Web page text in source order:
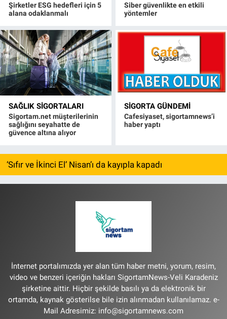
Şirketler ESG hedefleri için 5
alana odaklanmalı
Siber güvenlikte en etkili
yöntemler
SAĞLIK SIGORTALARI
Sigortam.net müşterilerinin
sağlığını seyahatte de
güvence altına alıyor
SIGORTA GÜNDEMI
Cafesiyaset, sigortamnews’i
haber yaptı
‘Sıfır ve İkinci El’ Nisan’ı da kayıpla kapadı
İnternet portalımızda yer alan tüm haber metni, yorum, resim,
video ve benzeri içeriğin hakları SigortamNews-Veli Karadeniz
şirketine aittir. Hiçbir şekilde basılı ya da elektronik bir
ortamda, kaynak gösterilse bile izin alınmadan kullanılamaz. e-
Mail Adresimiz: info@sigortamnews.com